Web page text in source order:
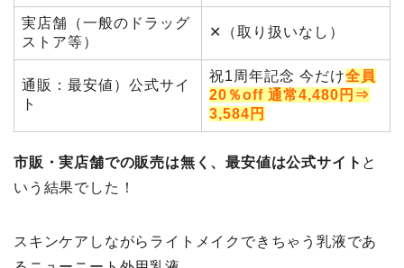
実店舗（一般のドラッグ
ストア等）
✕（取り扱いなし）
通販：最安値）公式サイ
ト
祝1周年記念 今だけ全員
20％off 通常4,480円⇒
3,584円
市販・実店舗での販売は無く、最安値は公式サイト と
いう結果でした！
スキンケアしながらライトメイクできちゃう乳液であ